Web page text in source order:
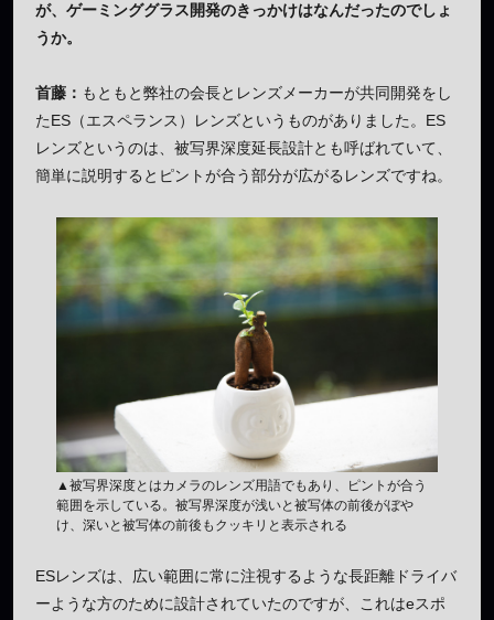
が、ゲーミンググラス開発のきっかけはなんだったのでしょ
うか。
首藤： もともと弊社の会長とレンズメーカーが共同開発をし
たES（エスペランス）レンズというものがありました。ES
レンズというのは、被写界深度延長設計とも呼ばれていて、
簡単に説明するとピントが合う部分が広がるレンズですね。
▲被写界深度とはカメラのレンズ用語でもあり、ピントが合う
範囲を示している。被写界深度が浅いと被写体の前後がぼや
け、深いと被写体の前後もクッキリと表示される
ESレンズは、広い範囲に常に注視するような長距離ドライバ
ーような方のために設計されていたのですが、これはeスポ